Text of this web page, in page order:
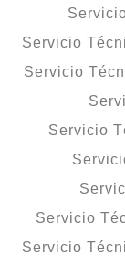
Servicio
Servicio
Servicio
Servicio
Servicio